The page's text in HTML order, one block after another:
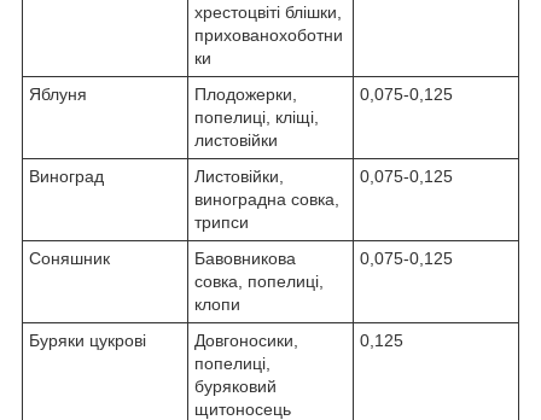
хрестоцвіті блішки,
прихованохоботни
ки
Яблуня
Плодожерки,
попелиці, кліщі,
листовійки
0,075-0,125
Виноград
Листовійки,
виноградна совка,
трипси
0,075-0,125
Соняшник
Бавовникова
совка, попелиці,
клопи
0,075-0,125
Буряки цукрові
Довгоносики,
попелиці,
буряковий
щитоносець
0,125